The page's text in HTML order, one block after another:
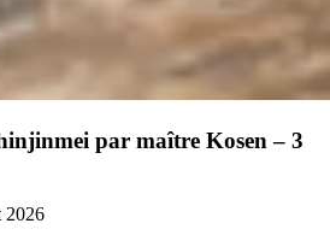
par maître Kosen – 3
2026